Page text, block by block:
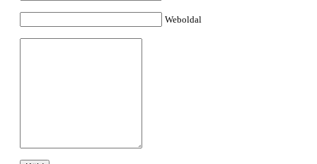
Weboldal